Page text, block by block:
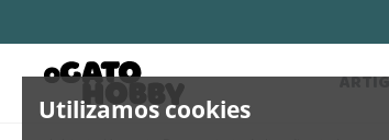
Utilizamos cookies